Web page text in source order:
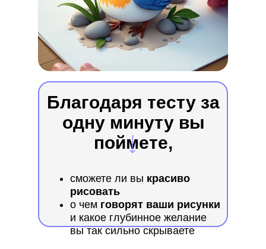
Благодаря тесту за
одну минуту вы
поймете,
сможете ли вы красиво
рисовать
о чем говорят ваши рисунки
и какое глубинное желание
вы так сильно скрываете